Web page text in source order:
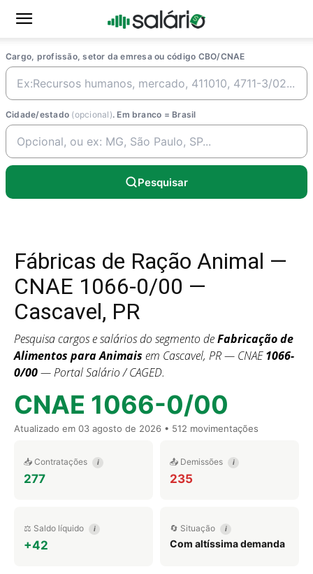
Cargo, profissão, setor da emresa ou código CBO/CNAE
Cidade/estado (opcional). Em branco = Brasil
Pesquisar
Fábricas de Ração Animal —
CNAE 1066-0/00 —
Cascavel, PR
Pesquisa cargos e salários do segmento deFabricação de
Alimentos para Animais em Cascavel, PR — CNAE1066-
0/00— Portal Salário / CAGED.
CNAE 1066-0/00
Atualizado em 03 agosto de 2026 • 512 movimentações
📥 Contratações i
277
📤 Demissões i
235
⚖️ Saldo líquido i
+42
🔄 Situação i
Com altíssima demanda